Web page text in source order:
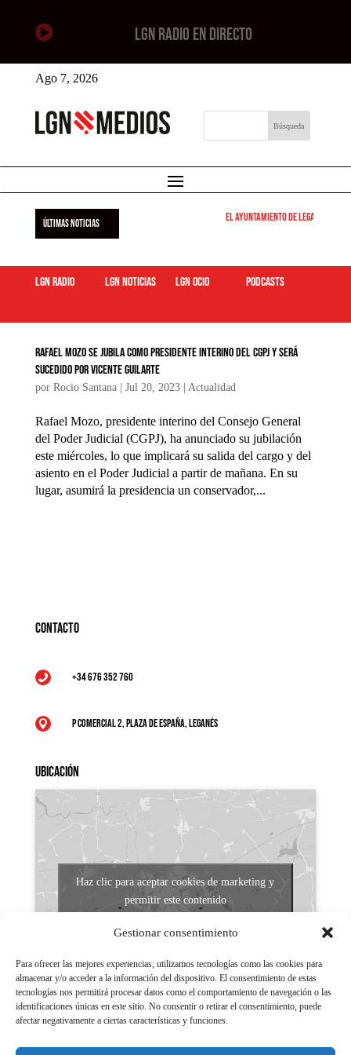
Gestionar consentimiento
Para ofrecer las mejores experiencias, utilizamos tecnologías como las cookies para
almacenar y/o acceder a la información del dispositivo. El consentimiento de estas
tecnologías nos permitirá procesar datos como el comportamiento de navegación o las
identificaciones únicas en este sitio. No consentir o retirar el consentimiento, puede
afectar negativamente a ciertas características y funciones.
 LGN RADIO EN DIRECTO
Ago 7, 2026
ÚLTIMAS NOTICIAS El Ayuntamiento de Leganés
LGN Radio LGN Noticias LGN ocio podcasts
Rafael Mozo se jubila como presidente interino del CGPJ y será
sucedido por Vicente Guilarte
por Rocio Santana| Jul 20, 2023| Actualidad
Rafael Mozo, presidente interino del Consejo General
del Poder Judicial (CGPJ), ha anunciado su jubilación
este miércoles, lo que implicará su salida del cargo y del
asiento en el Poder Judicial a partir de mañana. En su
lugar, asumirá la presidencia un conservador,...
Contacto
 +34 676 352 760
 P Comercial 2, Plaza de España, Leganés
Ubicación
Haz clic para aceptar cookies de marketing y
permitir este contenido
Aviso legal